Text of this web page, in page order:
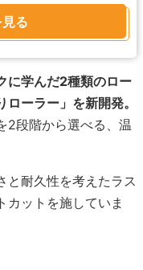
る
に学んだ2種類のロー
ーラー」を新開発。
2段階から選べる、温
と耐久性を考えたラス
カットを施していま